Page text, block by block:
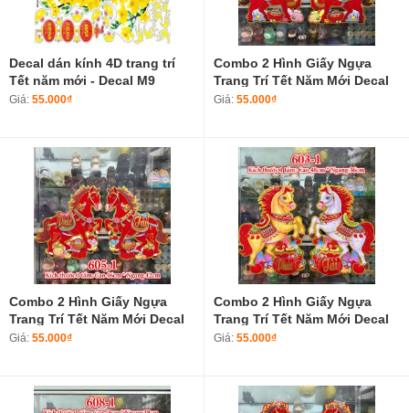
Decal dán kính 4D trang trí
Tết năm mới - Decal M9
Giá: 55.000₫
Combo 2 Hình Giấy Ngựa
Trang Trí Tết Năm Mới Decal
Tết Năm Bính Ngọ 2026 601-1
Giá: 55.000₫
Combo 2 Hình Giấy Ngựa
Trang Trí Tết Năm Mới Decal
Tết Năm Bính Ngọ 2026 605-1
Giá: 55.000₫
Combo 2 Hình Giấy Ngựa
Trang Trí Tết Năm Mới Decal
Tết Năm Bính Ngọ 2026 603-1
Giá: 55.000₫